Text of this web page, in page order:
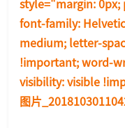
style="margin: 0px;
font-family:
medium; letter-
!important; word-
visibility: visible !im
图片